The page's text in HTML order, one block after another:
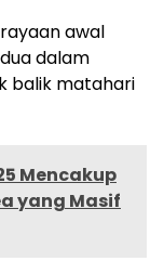
awal
dalam
balik matahari
Mencakup
yang Masif